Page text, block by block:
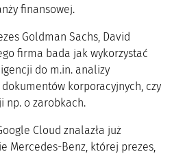
finansowej.
Goldman Sachs, David
firma bada jak wykorzystać
do m.in. analizy
korporacyjnych, czy
o zarobkach.
Cloud znalazła już
Mercedes-Benz, której prezes,